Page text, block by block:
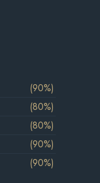
(90%)
(80%)
(80%)
(90%)
(90%)